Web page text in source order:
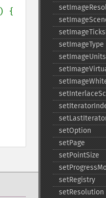
) {
setImageType
setImageUnits
setOption
setPage
setPointSize
setRegistry
setResolution